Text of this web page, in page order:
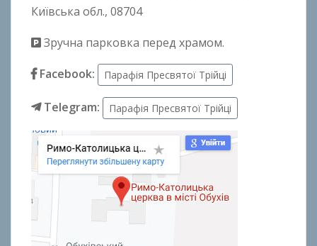
Київська обл., 08704
Зручна парковка перед храмом.
Facebook:
Парафія Пресвятої Трійці
Telegram: Парафія Пресвятої Трійці